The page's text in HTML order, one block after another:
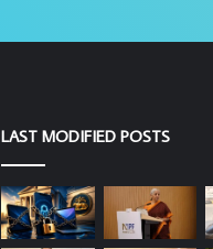
LAST MODIFIED POSTS